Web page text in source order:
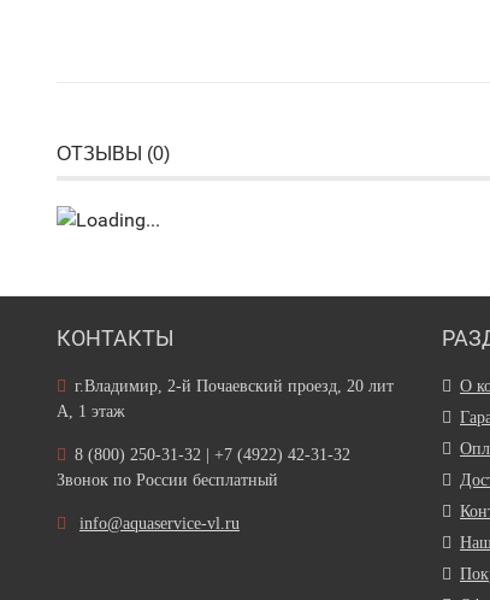
ОТЗЫВЫ (0)
КОНТАКТЫ
г.Владимир, 2-й Почаевский проезд, 20 лит
А, 1 этаж
8 (800) 250-31-32 | +7 (4922) 42-31-32
Звонок по России бесплатный
info@aquaservice-vl.ru
О